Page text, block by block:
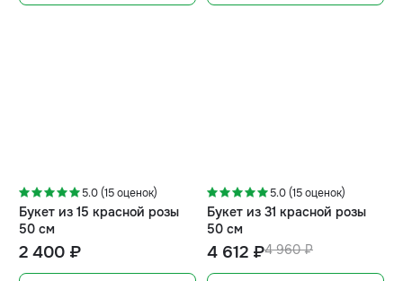
5.0 (15 оценок)
Букет из 15 красной розы
50 см
2 400 ₽
5.0 (15 оценок)
Букет из 31 красной розы
50 см
4 960 ₽
4 612 ₽